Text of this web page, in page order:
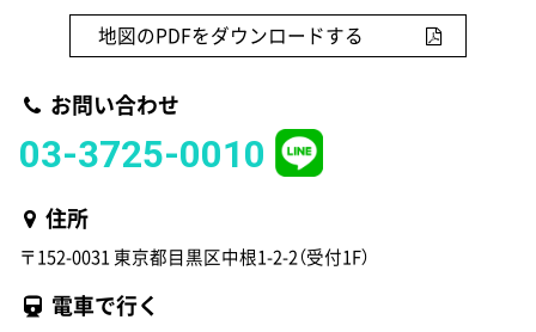
地図のPDFをダウンロードする
お問い合わせ
03-3725-0010
住所
〒152-0031 東京都目黒区中根1-2-2（受付1F）
電車で行く